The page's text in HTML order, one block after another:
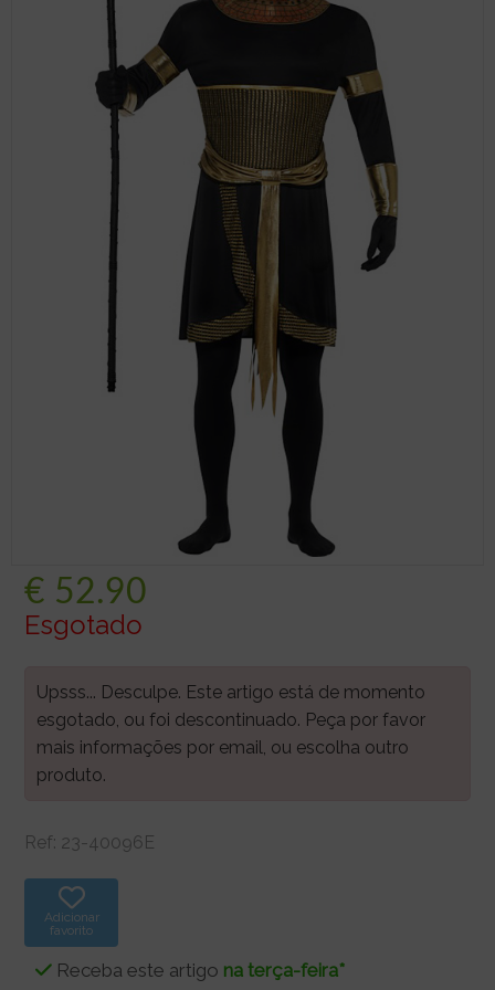
€ 52.90
Esgotado
Upsss... Desculpe. Este artigo está de momento
esgotado, ou foi descontinuado. Peça por favor
mais informações por email, ou escolha outro
produto.
Ref: 23-40096E
Adicionar
favorito
Receba este artigo na terça-feira*